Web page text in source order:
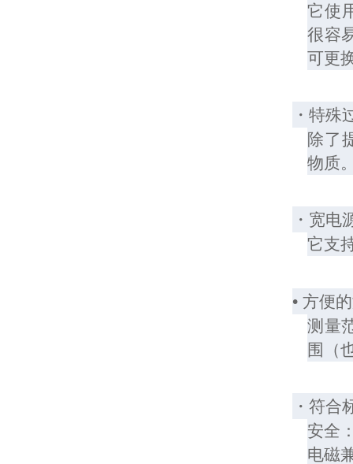
它使
很容
可更
・特殊
除了
物质
・宽电
它支
• 方便
测量
围（
・符合
安全
电磁